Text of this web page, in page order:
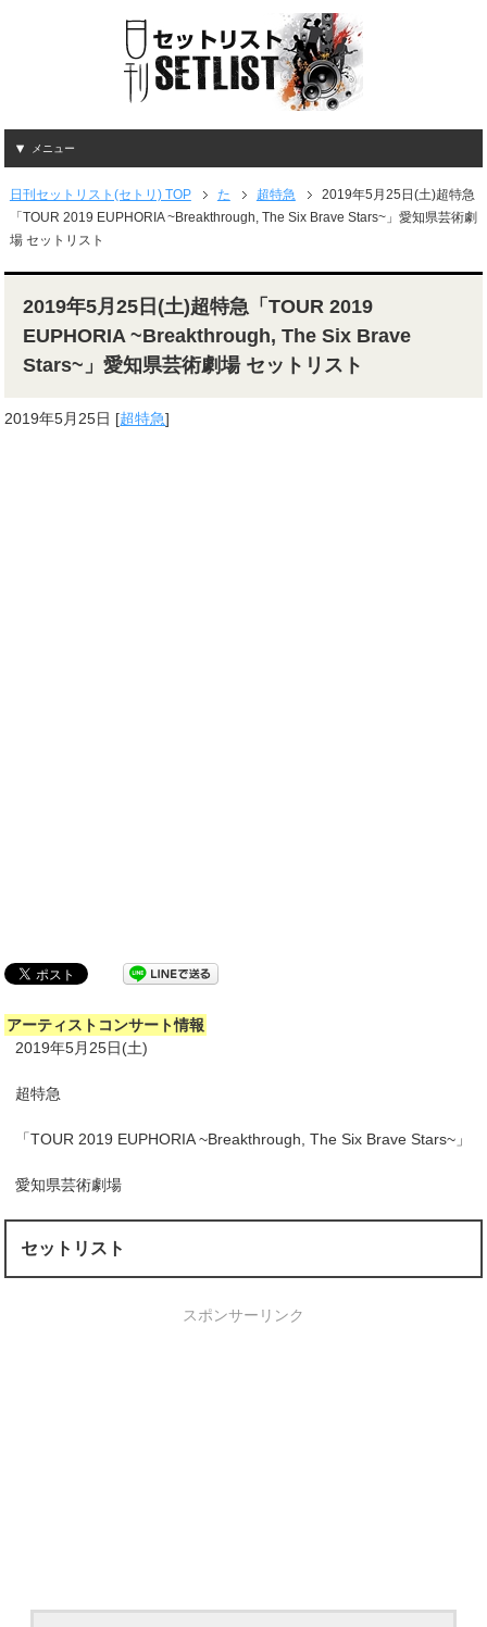
メニュー
日刊セットリスト(セトリ) TOP た 超特急
2019年5月25日(土)超特急
「TOUR 2019 EUPHORIA ~Breakthrough, The Six Brave Stars~」愛知県芸術劇
場 セットリスト
2019年5月25日(土)超特急「TOUR 2019
EUPHORIA ~Breakthrough, The Six Brave
Stars~」愛知県芸術劇場 セットリスト
2019年5月25日 [超特急]
アーティストコンサート情報
2019年5月25日(土)
超特急
「TOUR 2019 EUPHORIA ~Breakthrough, The Six Brave Stars~」
愛知県芸術劇場
セットリスト
スポンサーリンク